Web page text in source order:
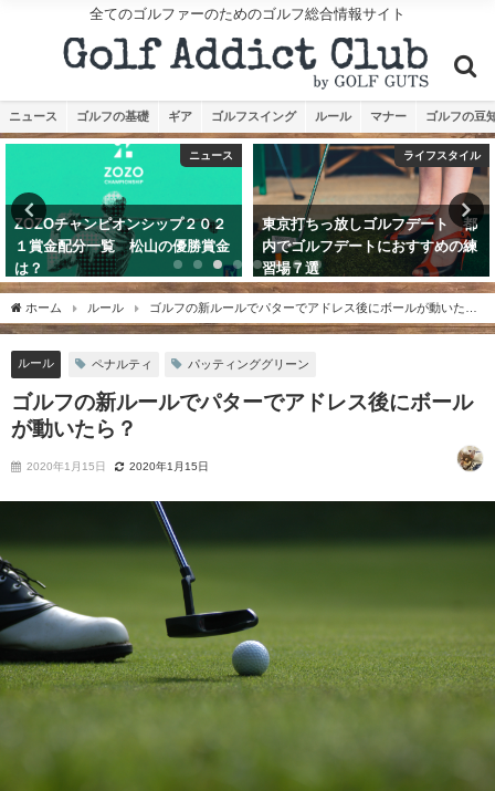
全てのゴルファーのためのゴルフ総合情報サイト
ニュース ゴルフの基礎 ギア ゴルフスイング ルール マナー ゴルフの豆
ニュース
ZOZOチャンピオンシップ２０２
１賞金配分一覧 松山の優勝賞金
は？
ライフスタイル
東京打ちっ放しゴルフデート 都
内でゴルフデートにおすすめの練
習場７選
ホーム ルール
ゴルフの新ルールでパターでアドレス後にボールが動いた
ら？
ルール ペナルティ パッティンググリーン
ゴルフの新ルールでパターでアドレス後にボール
が動いたら？
2020年1月15日 2020年1月15日